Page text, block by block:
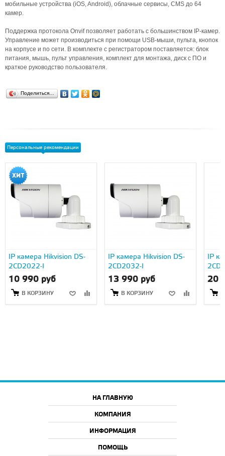
мобильные устройства (iOS, Android), облачные сервисы, CMS до 64
камер.
Поддержка протокола Onvif позволяет работать с большинством IP-камер.
Управление может производиться при помощи USB-мыши, пульта, кнопок
на корпусе и по сети. В комплекте с регистратором поставляется: блок
питания, мышь, пульт управления, комплект для монтажа, диск с ПО и
краткое руководство пользователя.
Поделиться…
Персональные рекомендации
IP камера Hikvision DS-
2CD2022-I
10 990 руб
В КОРЗИНУ
IP камера Hikvision DS-
2CD2032-I
13 990 руб
В КОРЗИНУ
IP
20
НА ГЛАВНУЮ
КОМПАНИЯ
ИНФОРМАЦИЯ
ПОМОЩЬ